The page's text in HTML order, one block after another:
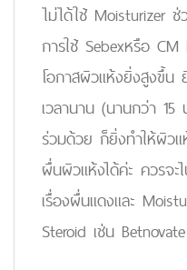
ไม่ได้ใช้ Moisturizer
การใช้ Sebexหรือ
โอกาสผิวแห้งยิ่งสูงขึ้
เวลานาน (นานกว่า
ร่วมด้วย ก็ยิ่งทำให้ผิว
ผื่นผิวแห้งได้ค่ะ ควรจ
เรื่องผื่นแดงและ
Steroid เช่น